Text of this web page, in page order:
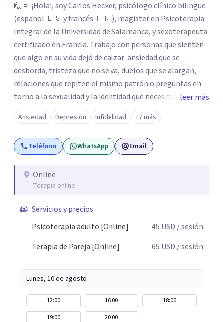
🙋🏻 ¡Hola!, soy Carlos Hecker, psicólogo clínico bilingüe
(español 🇪🇸 y francés 🇫🇷 ), magister en Psicoterapia
Integral de la Universidad de Salamanca, y sexoterapeuta
certificado en Francia. Trabajo con personas que sienten
que algo en su vida dejó de calzar: ansiedad que se
desborda, tristeza que no se va, duelos que se alargan,
relaciones que repiten el mismo patrón o preguntas en
torno a la sexualidad y la identidad que necesitan un
espacio seguro para ser habladas. Mi orientación teórica
integra una mirada Humanista-Relacional con Terapia
Breve, donde el modo en que te vinculas ocupa un lugar
central: cómo te relacionas contigo, con las demás
psicoterapia, cuento con especialización en sexoterapia,
por lo que también acompaño temas de salud sexual,
dificultades en el deseo, intimidad, orientación o
identidad. Busco que el espacio terapéutico sea un lugar
respeto y libertad. Trabajo con objetivos claros y
realistas, sin fórmulas rígidas: combinamos profundidad
emocional con una mirada práctica sobre tu vida diaria.
leer más
Ansiedad Depresión Infidelidad +7 más
Teléfono WhatsApp Email
Online
Terapia online
Servicios y precios
Psicoterapia adulto [Online]
45 USD / sesión
Terapia de Pareja [Online]
65 USD / sesión
Lunes, 10 de agosto
12:00 16:00
18:00
19:00
20:00